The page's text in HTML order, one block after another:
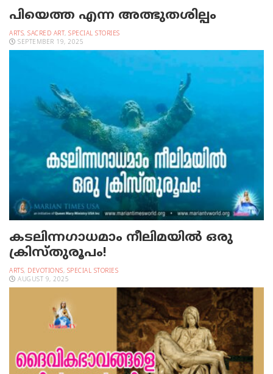
പിയെത്ത എന്ന അത്ഭുതശില്പം
ARTS, SACRED ART, SPECIAL STORIES
SEPTEMBER 19, 2025
കടലിന്നഗാധമാം നീലിമയില്‍ ഒരു
ക്രിസ്തുരൂപം!
ARTS, DEVOTIONS, SPECIAL STORIES
AUGUST 9, 2025